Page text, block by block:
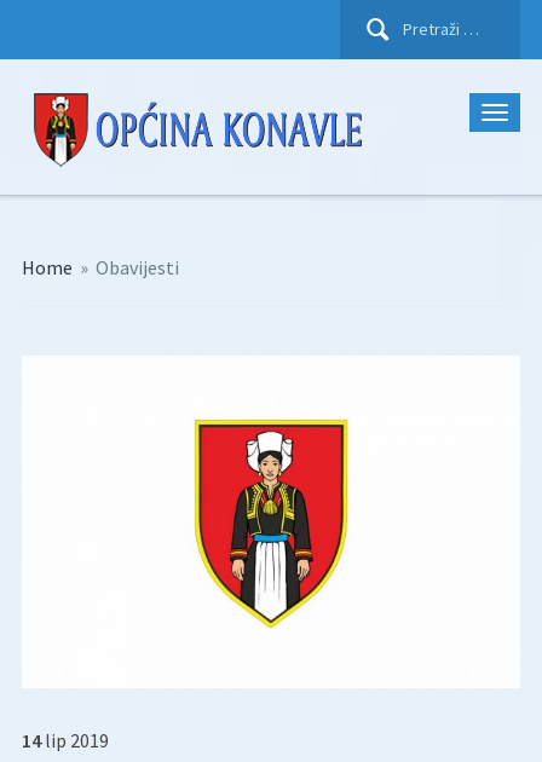
Pretraži:
Home » Obavijesti
14 lip 2019